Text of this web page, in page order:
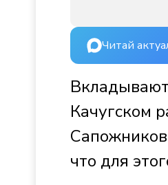
Читай
Качугском
что для